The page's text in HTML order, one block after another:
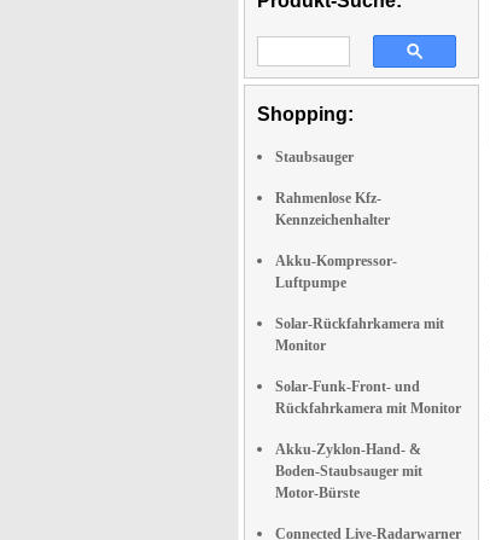
Shopping:
Staubsauger
Rahmenlose Kfz-
Kennzeichenhalter
Akku-Kompressor-
Luftpumpe
Solar-Rückfahrkamera mit
Monitor
Solar-Funk-Front- und
Rückfahrkamera mit Monitor
Akku-Zyklon-Hand- &
Boden-Staubsauger mit
Motor-Bürste
Connected Live-Radarwarner